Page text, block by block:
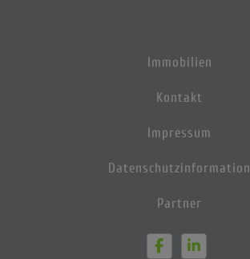
Immobilien
Kontakt
Impressum
Datenschutzinformation
Partner